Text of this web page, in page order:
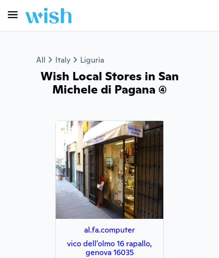
All Italy Liguria
Wish Local Stores in San
Michele di Pagana (4)
al.fa.computer
vico dell’olmo 16 rapallo,
genova 16035